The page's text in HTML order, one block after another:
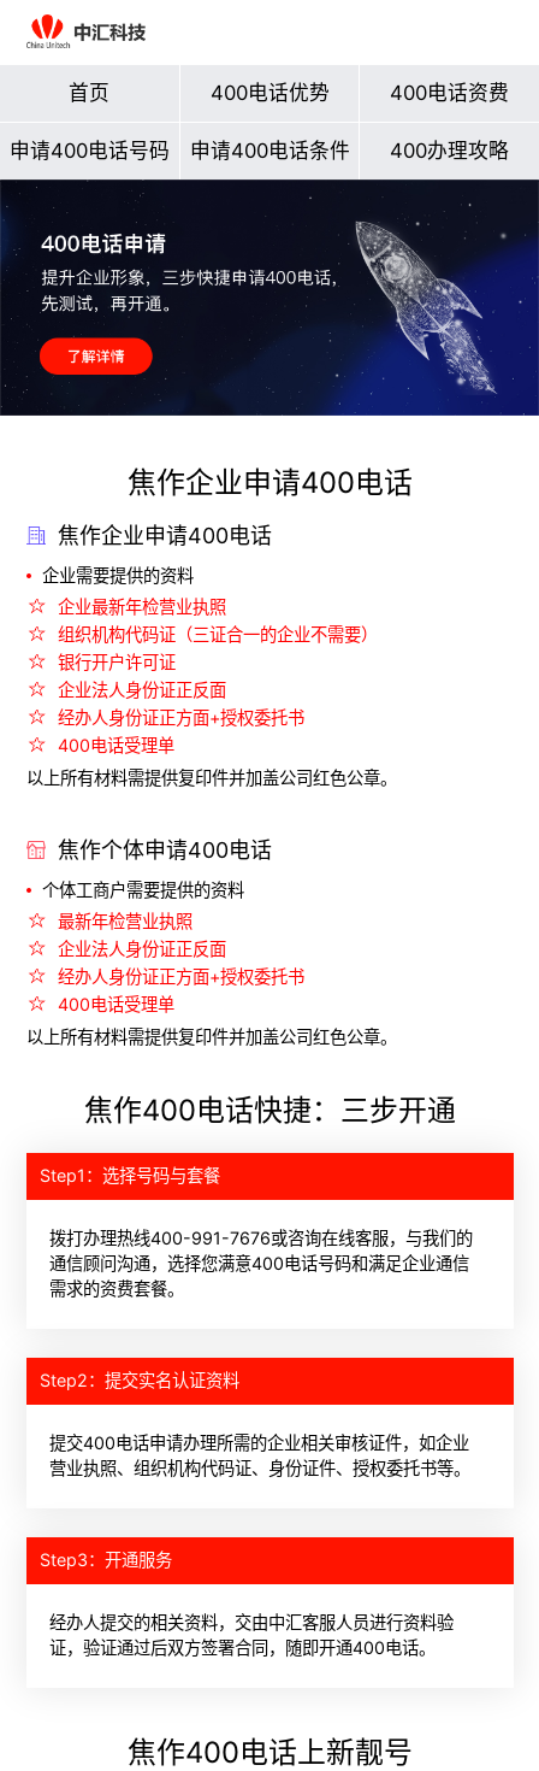
首页 400电话优势 400电话资费
申请400电话号码 申请400电话条件 400办理攻略
焦作企业申请400电话
焦作企业申请400电话
企业需要提供的资料
企业最新年检营业执照
组织机构代码证（三证合一的企业不需要）
银行开户许可证
企业法人身份证正反面
经办人身份证正方面+授权委托书
400电话受理单
以上所有材料需提供复印件并加盖公司红色公章。
焦作个体申请400电话
个体工商户需要提供的资料
最新年检营业执照
企业法人身份证正反面
经办人身份证正方面+授权委托书
400电话受理单
以上所有材料需提供复印件并加盖公司红色公章。
焦作400电话快捷：三步开通
Step1：选择号码与套餐
拨打办理热线400-991-7676或咨询在线客服，与我们的
通信顾问沟通，选择您满意400电话号码和满足企业通信
需求的资费套餐。
Step2：提交实名认证资料
提交400电话申请办理所需的企业相关审核证件，如企业
营业执照、组织机构代码证、身份证件、授权委托书等。
Step3：开通服务
经办人提交的相关资料，交由中汇客服人员进行资料验
证，验证通过后双方签署合同，随即开通400电话。
焦作400电话 上新靓号